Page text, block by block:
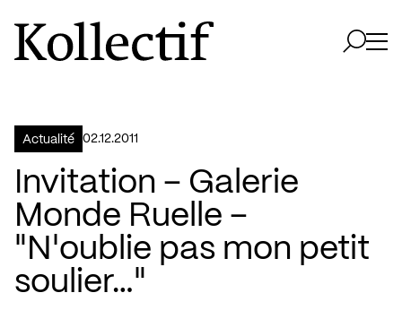
Aller à la page d'accueil
Logo Kollectif
Actualité 02.12.2011
Invitation – Galerie
Monde Ruelle –
"N'oublie pas mon petit
soulier…"